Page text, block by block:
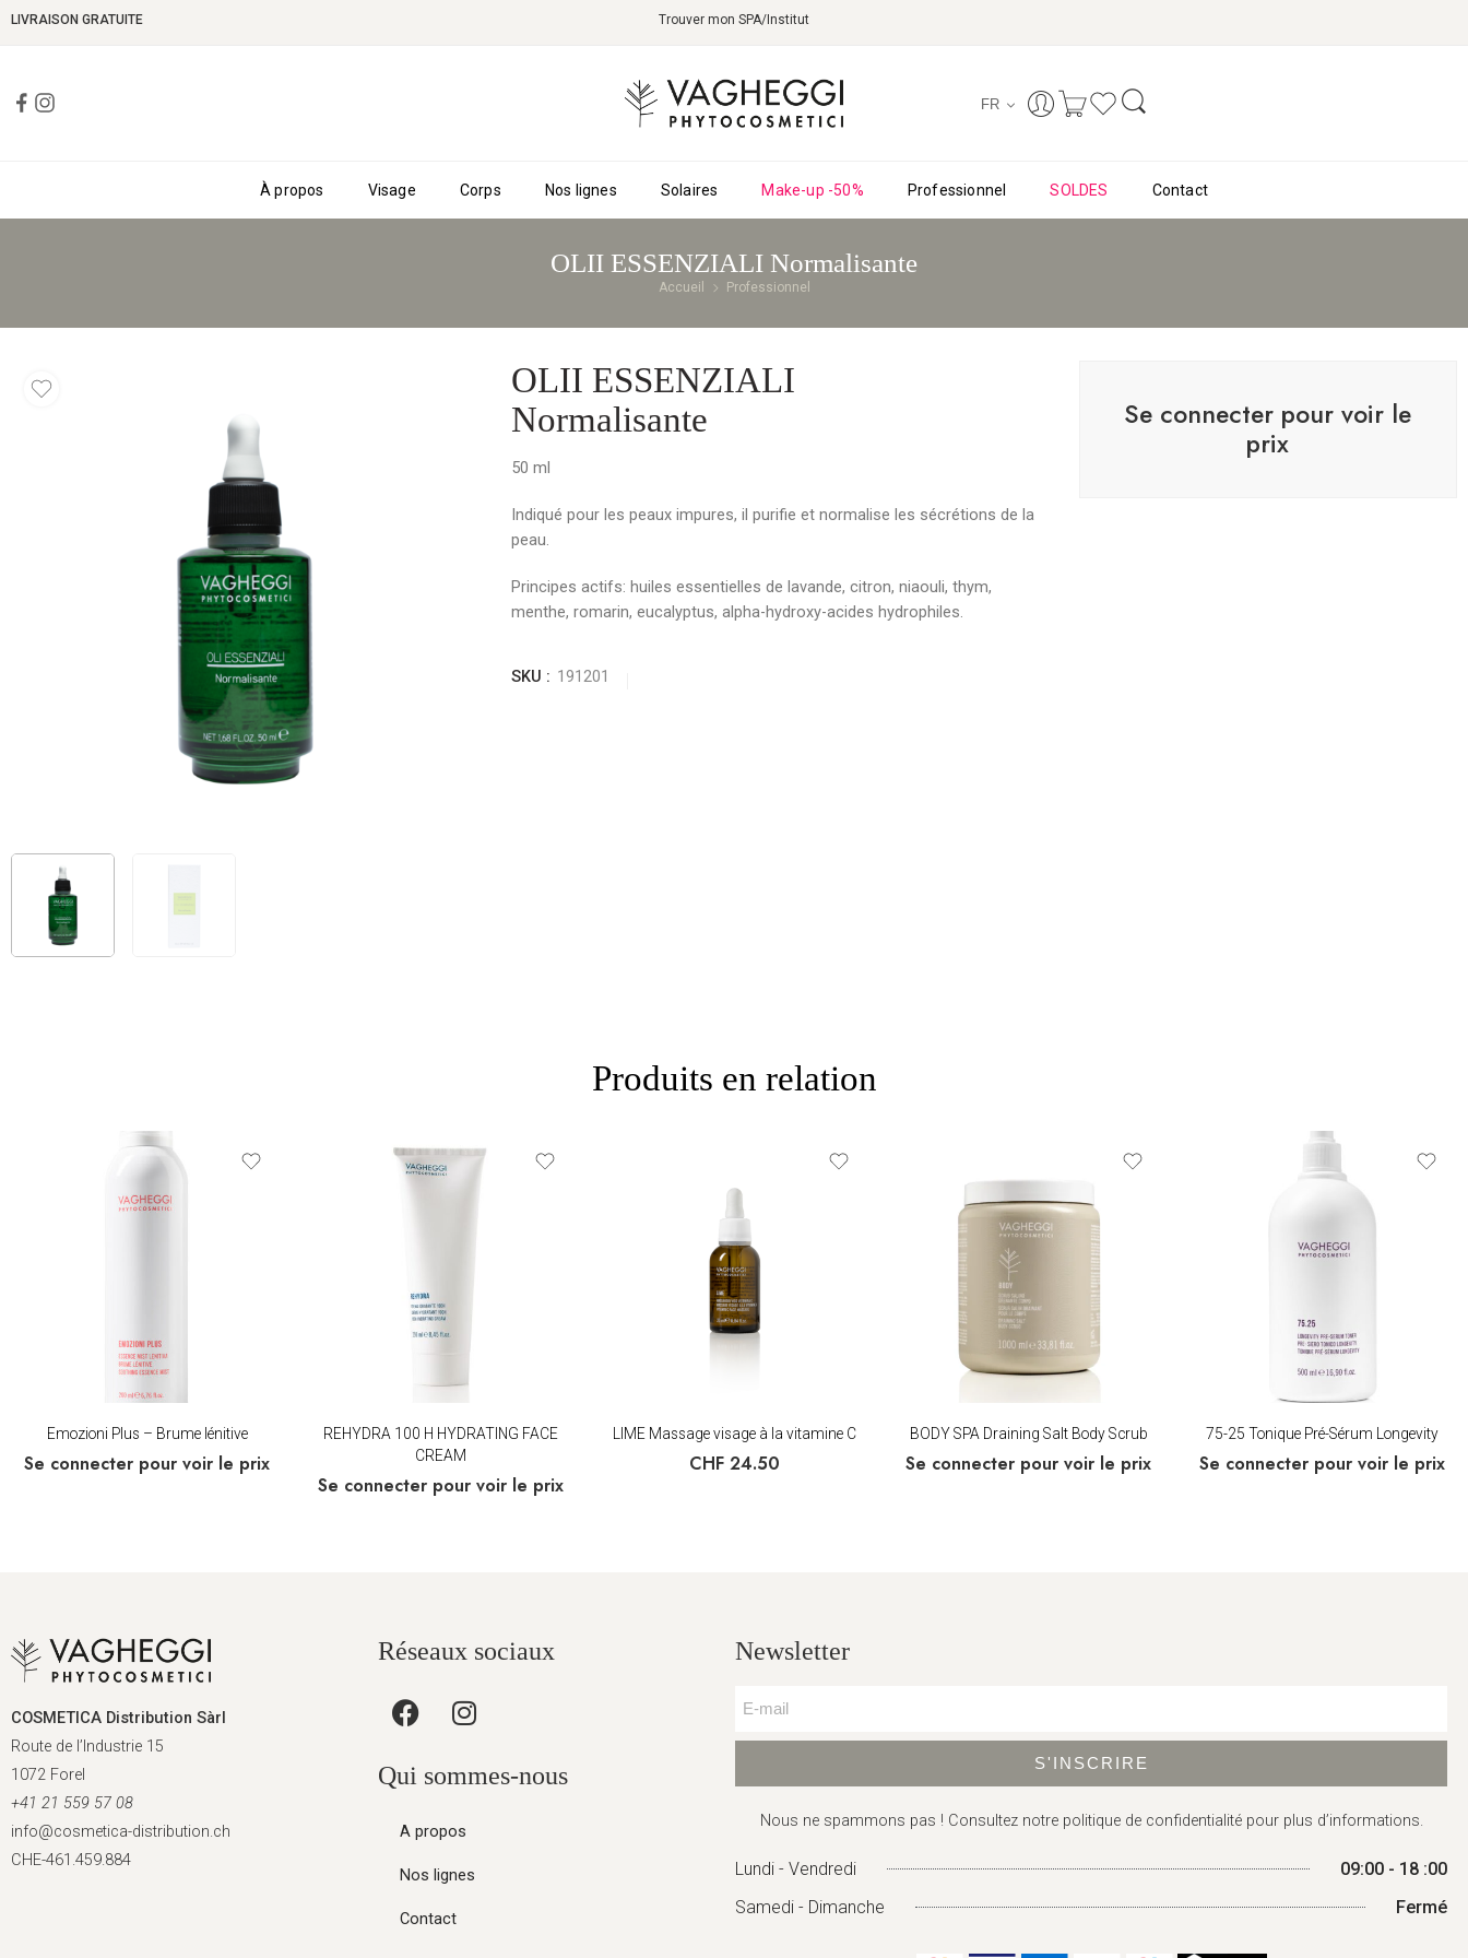
LIVRAISON GRATUITE Trouver mon SPA/Institut
FR
À propos Visage Corps Nos lignes Solaires Make-up -50% Professionnel SOLDES Contact
OLII ESSENZIALI Normalisante
Accueil Professionnel
OLII ESSENZIALI
Normalisante
50 ml
Indiqué pour les peaux impures, il purifie et normalise les sécrétions de la
peau.
Principes actifs: huiles essentielles de lavande, citron, niaouli, thym,
menthe, romarin, eucalyptus, alpha-hydroxy-acides hydrophiles.
Se connecter pour voir le
prix
SKU : 191201
Produits en relation
Emozioni Plus – Brume lénitive
Se connecter pour voir le prix
REHYDRA 100 H HYDRATING FACE
CREAM
Se connecter pour voir le prix
LIME Massage visage à la vitamine C
CHF 24.50
BODY SPA Draining Salt Body Scrub
Se connecter pour voir le prix
75-25 Tonique Pré-Sérum Longevity
Se connecter pour voir le prix
COSMETICA Distribution Sàrl
Route de l’Industrie 15
1072 Forel
+41 21 559 57 08
info@cosmetica-distribution.ch
CHE-461.459.884
Réseaux sociaux
Qui sommes-nous
A propos
Nos lignes
Contact
Newsletter
S'INSCRIRE
Nous ne spammons pas ! Consultez notre politique de confidentialitépour plus d’informations.
Lundi - Vendredi
09:00 - 18 :00
Samedi - Dimanche
Fermé